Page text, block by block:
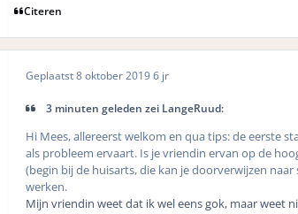
Citeren
Geplaatst8 oktober 20196 jr
3 minuten geleden zei LangeRuud:
Hi Mees, allereerst welkom en qua tips: de eerste
als probleem ervaart. Is je vriendin ervan op de
(begin bij de huisarts, die kan je doorverwijzen
werken.
Mijn vriendin weet dat ik wel eens gok, maar weet